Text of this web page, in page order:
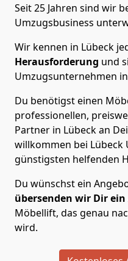
Seit 25 Jahren sind wir
Umzugsbusiness
Wir kennen in Lübeck
Herausforderung und
Umzugsunternehmen
Du benötigst einen
professionellen,
Partner in Lübeck an
willkommen bei Lübeck
günstigsten helfenden
Du wünschst ein
übersenden wir Dir
Möbellift, das genau
wird.